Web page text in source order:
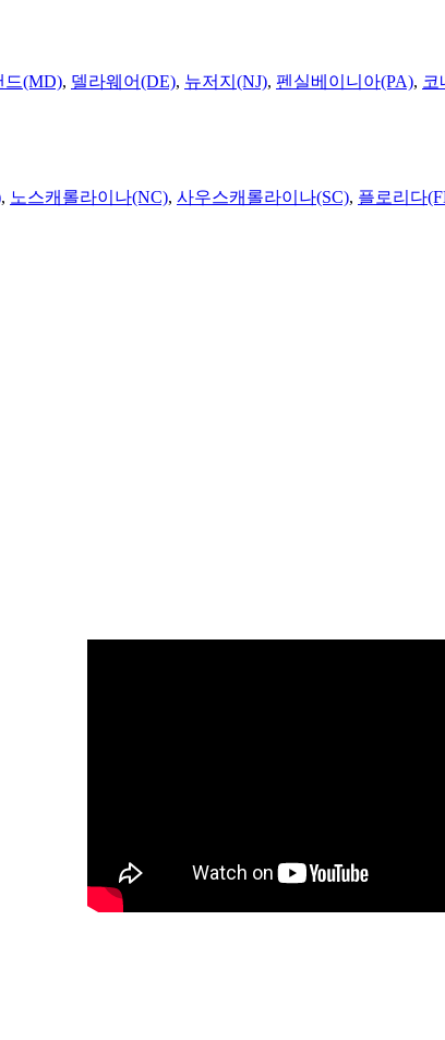
드(MD), 델라웨어(DE), 뉴저지(NJ), 펜실베이니아(PA), 코
, 노스캐롤라이나(NC), 사우스캐롤라이나(SC), 플로리다